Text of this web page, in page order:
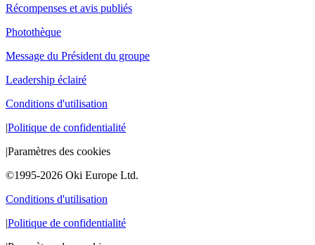
Récompenses et avis publiés
Photothèque
Message du Président du groupe
Leadership éclairé
Conditions d'utilisation
|Politique de confidentialité
|Paramètres des cookies
©1995-2026 Oki Europe Ltd.
Conditions d'utilisation
|Politique de confidentialité